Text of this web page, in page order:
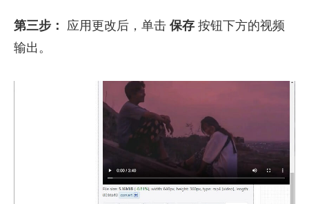
第三步： 应用更改后，单击 保存 按钮下方的视频
输出。